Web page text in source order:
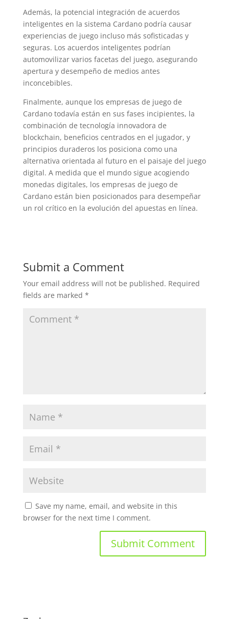
Además, la potencial integración de acuerdos
inteligentes en la sistema Cardano podría causar
experiencias de juego incluso más sofisticadas y
seguras. Los acuerdos inteligentes podrían
automovilizar varios facetas del juego, asegurando
apertura y desempeño de medios antes
inconcebibles.
Finalmente, aunque los empresas de juego de
Cardano todavía están en sus fases incipientes, la
combinación de tecnología innovadora de
blockchain, beneficios centrados en el jugador, y
principios duraderos los posiciona como una
alternativa orientada al futuro en el paisaje del juego
digital. A medida que el mundo sigue acogiendo
monedas digitales, los empresas de juego de
Cardano están bien posicionados para desempeñar
un rol crítico en la evolución del apuestas en línea.
Submit a Comment
Your email address will not be published. Required
fields are marked *
Save my name, email, and website in this
browser for the next time I comment.